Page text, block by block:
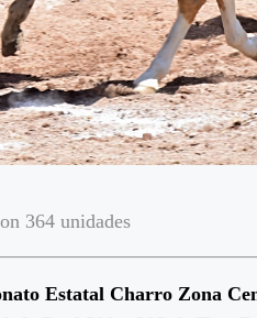
364 unidades
Estatal Charro Zona